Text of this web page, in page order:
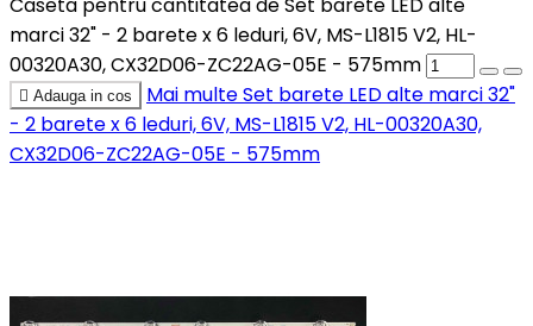
marci 32" - 2 barete x 6 leduri, 6V, MS-L1815 V2, HL-
00320A30, CX32D06-ZC22AG-05E - 575mm
 Adauga in cos Mai multeSet barete LED alte marci 32"
- 2 barete x 6 leduri, 6V, MS-L1815 V2, HL-00320A30,
CX32D06-ZC22AG-05E - 575mm